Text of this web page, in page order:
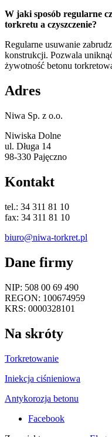
W jaki sposób regularne
torkretu a czyszczenie?
Regularne usuwanie
konstrukcji. Pozwala
żywotność betonu
Adres
Niwa Sp. z o.o.
Niwiska Dolne
ul. Długa 14
98-330 Pajęczno
Kontakt
tel.: 34 311 81 10
fax: 34 311 81 10
biuro@niwa-torkret.pl
Dane firmy
NIP: 508 00 69 490
REGON: 100674959
KRS: 0000328101
Na skróty
Torkretowanie
Iniekcja ciśnieniowa
Antykorozja betonu
Facebook